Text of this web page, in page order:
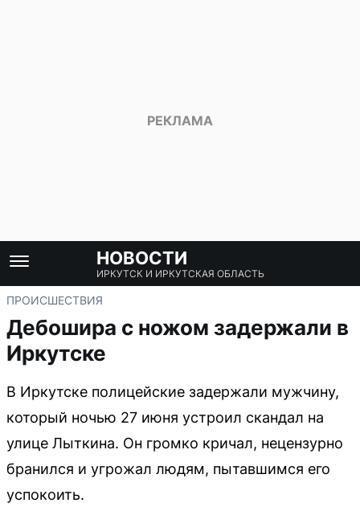
НОВОСТИ
ИРКУТСК И ИРКУТСКАЯ ОБЛАСТЬ
ПРОИСШЕСТВИЯ
Дебошира с ножом задержали в
Иркутске
В Иркутске полицейские задержали мужчину,
который ночью 27 июня устроил скандал на
улице Лыткина. Он громко кричал, нецензурно
бранился и угрожал людям, пытавшимся его
успокоить.